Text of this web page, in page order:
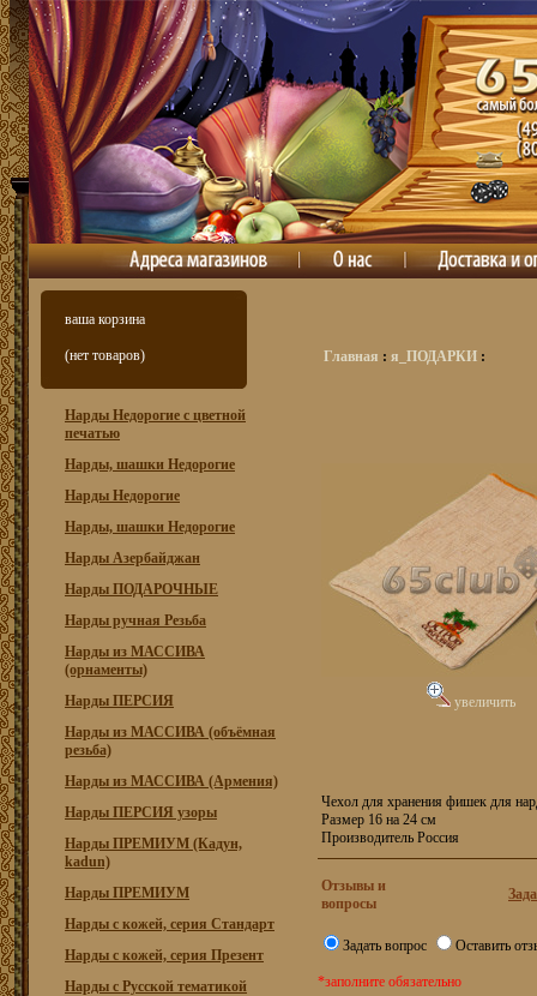
ваша корзина
(нет товаров)
Нарды Недорогие с цветной
печатью
Нарды, шашки Недорогие
Нарды Недорогие
Нарды, шашки Недорогие
Нарды Азербайджан
Нарды ПОДАРОЧНЫЕ
Нарды ручная Резьба
Нарды из МАССИВА
(орнаменты)
Нарды ПЕРСИЯ
Нарды из МАССИВА (объёмная
резьба)
Нарды из МАССИВА (Армения)
Нарды ПЕРСИЯ узоры
Нарды ПРЕМИУМ (Кадун,
kadun)
Нарды ПРЕМИУМ
Нарды с кожей, серия Стандарт
Нарды с кожей, серия Презент
Нарды с Русской тематикой
Главная : я_ПОДАРКИ :
увеличить
Чехол для хранения фишек для
Размер 16 на 24 см
Производитель Россия
Отзывы и
вопросы
Задать вопрос Оставить
*заполните обязательно